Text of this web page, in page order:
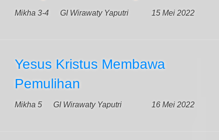
Mikha 3-4 15 Mei 2022
GI Wirawaty Yaputri
Yesus Kristus Membawa
Pemulihan
Mikha 5 16 Mei 2022
GI Wirawaty Yaputri